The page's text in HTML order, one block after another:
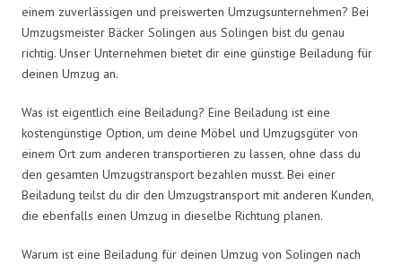
einem zuverlässigen und preiswerten Umzugsunternehmen? Bei
Umzugsmeister Bäcker Solingen aus Solingen bist du genau
richtig. Unser Unternehmen bietet dir eine günstige Beiladung für
deinen Umzug an.
Was ist eigentlich eine Beiladung? Eine Beiladung ist eine
kostengünstige Option, um deine Möbel und Umzugsgüter von
einem Ort zum anderen transportieren zu lassen, ohne dass du
den gesamten Umzugstransport bezahlen musst. Bei einer
Beiladung teilst du dir den Umzugstransport mit anderen Kunden,
die ebenfalls einen Umzug in dieselbe Richtung planen.
Warum ist eine Beiladung für deinen Umzug von Solingen nach